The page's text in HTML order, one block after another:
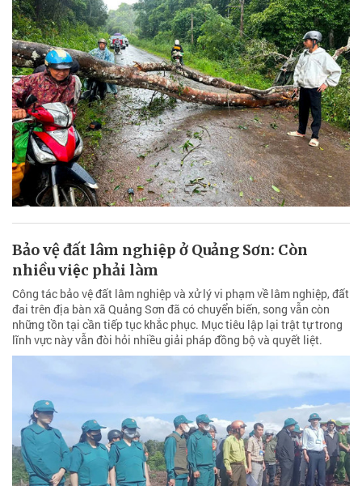
Bảo vệ đất lâm nghiệp ở Quảng Sơn: Còn
nhiều việc phải làm
Công tác bảo vệ đất lâm nghiệp và xử lý vi phạm về lâm nghiệp, đất
đai trên địa bàn xã Quảng Sơn đã có chuyển biến, song vẫn còn
những tồn tại cần tiếp tục khắc phục. Mục tiêu lập lại trật tự trong
lĩnh vực này vẫn đòi hỏi nhiều giải pháp đồng bộ và quyết liệt.